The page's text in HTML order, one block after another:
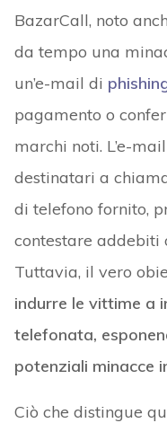
BazarCall, noto
da tempo una
un’e-mail di
pagamento o
marchi noti. L’e-
destinatari a
di telefono fornito,
contestare addebiti
Tuttavia, il vero
indurre le vittime a
telefonata,
potenziali minacce
Ciò che distingue